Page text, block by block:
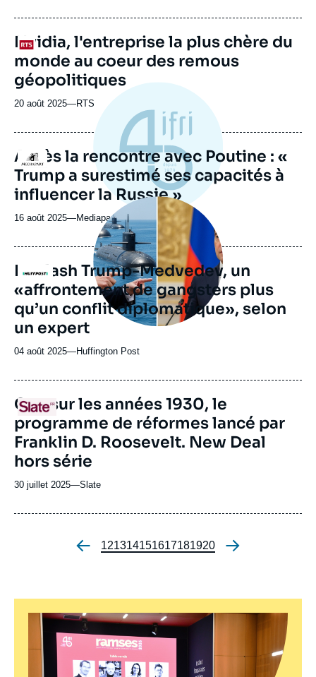
journal,
ou
émission
Logo
Nvidia, l'entreprise la plus chère du
monde au coeur des remous
géopolitiques
20 août 2025—Nom
journal,
ou
émission
RTS
Logo
Après la rencontre avec Poutine : «
Trump a surestimé ses capacités à
influencer la Russie »
16 août 2025—Nom
journal,
revue
ou
émission
Mediapart
Logo
Image
principale
médiatique
Le clash Trump-Medvedev, un
«affrontement de gangsters plus
qu’un conflit diplomatique», selon
un expert
04 août 2025—Nom
journal,
ou
émission
Huffington Post
Logo
URL
de
Spotify
Cap sur les années 1930, le
programme de réformes lancé par
Franklin D. Roosevelt. New Deal
hors série
30 juillet 2025—Nom
journal,
ou
émission
Slate
Pagination
Page
12Page
13Page
14Page
15Page
16Page
17Page
18Page
19Page
20